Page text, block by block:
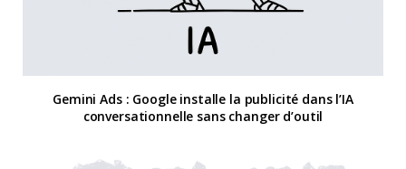
Gemini Ads : Google installe la publicité dans l’IA
conversationnelle sans changer d’outil